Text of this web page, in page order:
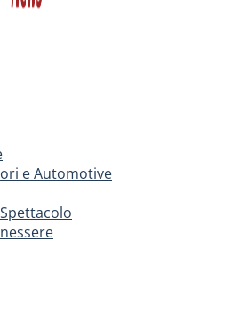
e Automotive